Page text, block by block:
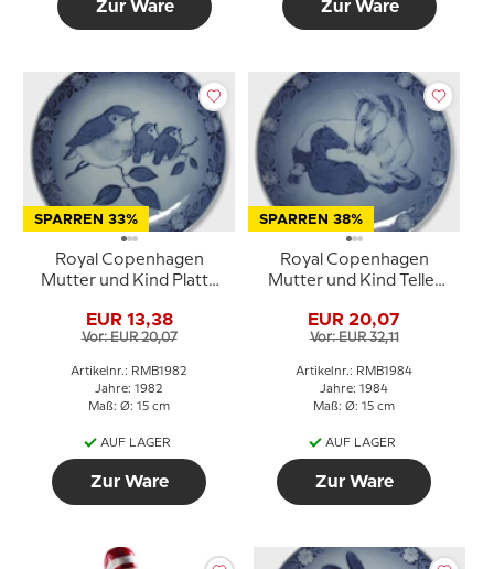
Zur Ware Zur Ware
SPARREN 33%
Royal Copenhagen
Mutter und Kind Platte
Jungen
EUR 13,38
Vor: EUR 20,07
Artikelnr.: RMB1982
Jahre: 1982
Maß: Ø: 15 cm
AUF LAGER
Zur Ware
SPARREN 38%
Royal Copenhagen
Mutter und Kind Teller
EUR 20,07
Vor: EUR 32,11
Artikelnr.: RMB1984
Jahre: 1984
Maß: Ø: 15 cm
AUF LAGER
Zur Ware